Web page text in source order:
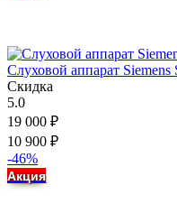
Слуховой аппарат Siemens
Скидка
5.0
19 000 ₽
10 900 ₽
-46%
Акция